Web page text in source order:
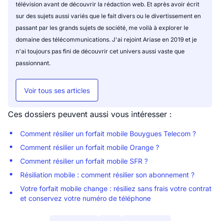
télévision avant de découvrir la rédaction web. Et après avoir écrit
sur des sujets aussi variés que le fait divers ou le divertissement en
passant par les grands sujets de société, me voilà à explorer le
domaine des télécommunications. J'ai rejoint Ariase en 2019 et je
n'ai toujours pas fini de découvrir cet univers aussi vaste que
passionnant.
Voir tous ses articles
Ces dossiers peuvent aussi vous intéresser :
Comment résilier un forfait mobile Bouygues Telecom ?
Comment résilier un forfait mobile Orange ?
Comment résilier un forfait mobile SFR ?
Résiliation mobile : comment résilier son abonnement ?
Votre forfait mobile change : résiliez sans frais votre contrat
et conservez votre numéro de téléphone